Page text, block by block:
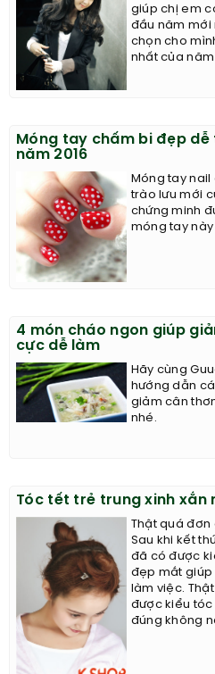
giúp chị em
đầu năm mới
chọn cho
nhất của năm
Móng tay chấm bi đẹp
năm 2016
Móng tay
trào lưu mới
chứng minh
móng tay
4 món cháo ngon giúp
cực dễ làm
Hãy cùng
hướng dẫn
giảm cân
nhé.
Tóc tết trẻ trung xinh xắn
Thật quá đơn
Sau khi kết
đã có được
đẹp mắt giúp
làm việc.
được kiểu
đúng không